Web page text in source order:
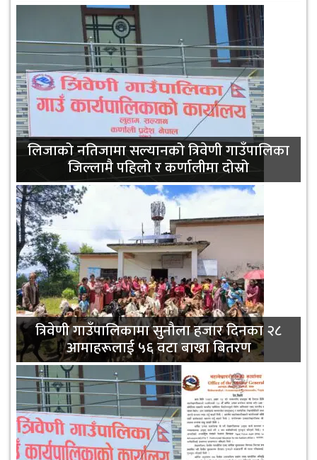
लिजाको नतिजामा सल्यानको त्रिवेणी गाउँपालिका
जिल्लामै पहिलो र कर्णालीमा दोस्रो
त्रिवेणी गाउँपालिकामा सुनौला हजार दिनका २८
आमाहरूलाई ५६ वटा बाख्रा बितरण